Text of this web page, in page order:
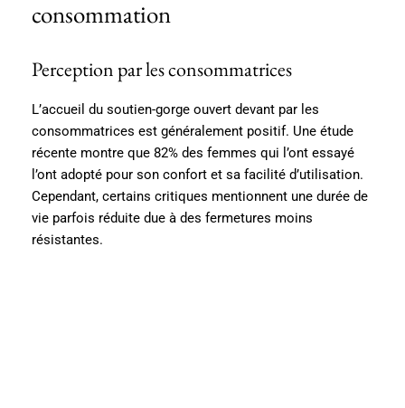
consommation
Perception par les consommatrices
L’accueil du soutien-gorge ouvert devant par les
consommatrices est généralement positif. Une étude
récente montre que 82% des femmes qui l’ont essayé
l’ont adopté pour son confort et sa facilité d’utilisation.
Cependant, certains critiques mentionnent une durée de
vie parfois réduite due à des fermetures moins
résistantes.